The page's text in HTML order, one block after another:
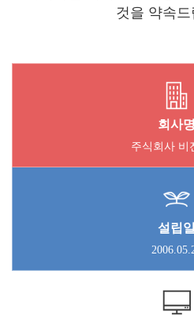
것을 약속
회사명
주식회사 비
설립일